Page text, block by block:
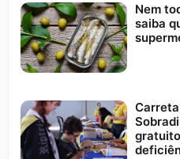
Nem
saiba